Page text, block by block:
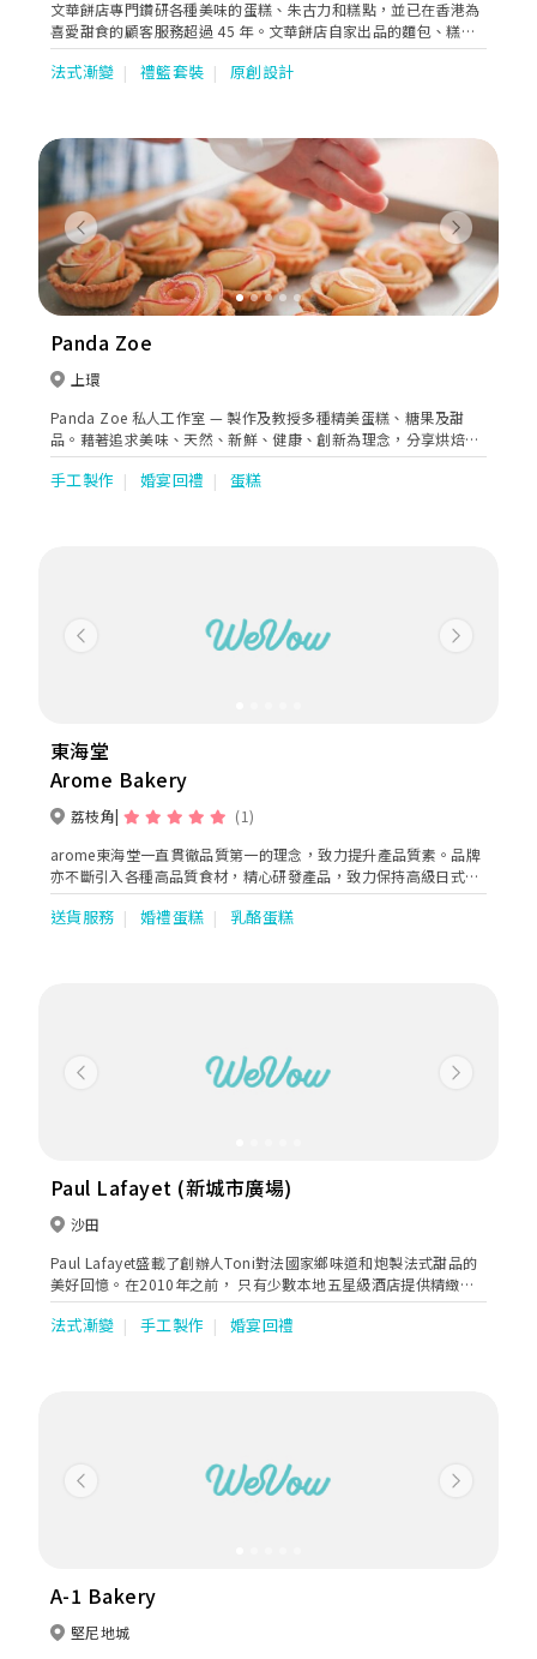
文華餅店專門鑽研各種美味的蛋糕、朱古力和糕點，並已在香港為
喜愛甜食的顧客服務超過 45 年。文華餅店自家出品的麵包、糕點
及精製蛋糕令人垂涎三尺，看起來仿似精緻雕塑。
法式漸變 禮籃套裝 原創設計
Previous Next
Panda Zoe
上環
Panda Zoe 私人工作室 — 製作及教授多種精美蛋糕、糖果及甜
品。藉著追求美味、天然、新鮮、健康、創新為理念，分享烘焙的
樂趣給大家。
手工製作 婚宴回禮 蛋糕
Previous Next
東海堂
Arome Bakery
荔枝角
(1)
arome東海堂一直貫徹品質第一的理念，致力提升產品質素。品牌
亦不斷引入各種高品質食材，精心研發產品，致力保持高級日式蛋
糕品牌的定位。 arome東海堂於日本到處搜羅優質食材，如京都
「宇治丸久小山園」抹茶、北海道「花畑牧場」芝士、沖繩紫薯、
送貨服務 婚禮蛋糕 乳酪蛋糕
Previous Next
Paul Lafayet (新城市廣場)
沙田
Paul Lafayet盛載了創辦人Toni對法國家鄉味道和炮製法式甜品的
美好回憶。在2010年之前， 只有少數本地五星級酒店提供精緻法
式甜品。Toni看準這個契機，在香港展開法式甜品業務，令更多人
欣賞到這種難能可貴的美點。
法式漸變 手工製作 婚宴回禮
Previous Next
A-1 Bakery
堅尼地城